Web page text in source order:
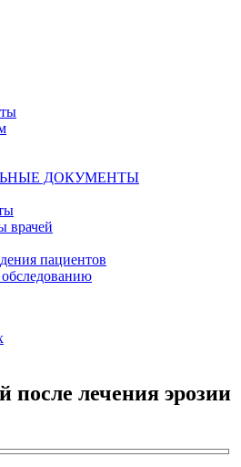
ДОКУМЕНТЫ
врачей
пациентов
лечения эрозии